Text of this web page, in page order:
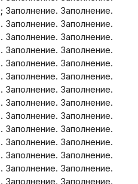
Заполнение. Заполнение.
Заполнение. Заполнение.
Заполнение. Заполнение.
Заполнение. Заполнение.
Заполнение. Заполнение.
Заполнение. Заполнение.
Заполнение. Заполнение.
Заполнение. Заполнение.
Заполнение. Заполнение.
Заполнение. Заполнение.
Заполнение. Заполнение.
Заполнение. Заполнение.
Заполнение. Заполнение.
Заполнение. Заполнение.